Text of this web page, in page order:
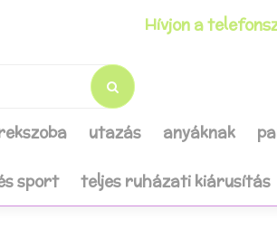
Hívjon a
utazás anyáknak
sport teljes ruházati kiárusítás